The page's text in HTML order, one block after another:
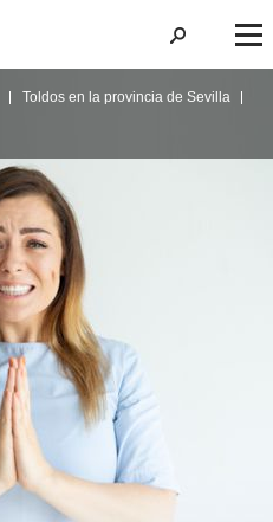
Toldos en la provincia de Sevilla